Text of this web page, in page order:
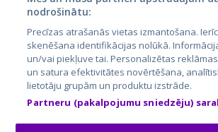
City24.lv
City24.ee
GetaPro.lv
GetaPro.ee
Skelbiu.lt
Autoplius.lt
Aruodas.lt
CVbankas.lt
Kainos.lt
Paslaugos.lt
auto24.ee
Osta.ee
nodrošinātu:
Precīzas atrašanās vietas izmantošana.
skenēšana identifikācijas nolūkā.
un/vai piekļuve tai. Personalizētas
un satura efektivitātes novērtēšana,
lietotāju grupām un produktu izstrāde.
Partneru (pakalpojumu sniedzēju)